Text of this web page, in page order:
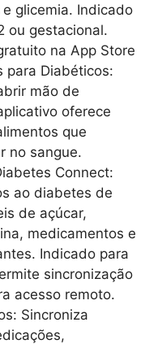
glicemia. Indicado
ou gestacional.
na App Store
para Diabéticos:
mão de
oferece
que
no sangue.
Connect:
ao diabetes de
de açúcar,
medicamentos e
Indicado para
sincronização
acesso remoto.
Sincroniza